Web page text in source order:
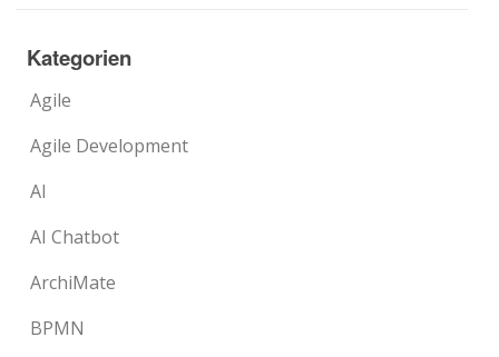
Kategorien
Agile
Agile Development
AI
AI Chatbot
ArchiMate
BPMN